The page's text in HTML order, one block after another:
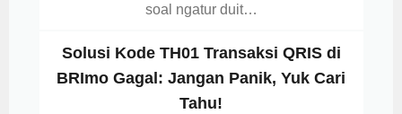
soal ngatur duit…
Solusi Kode TH01 Transaksi QRIS di
BRImo Gagal: Jangan Panik, Yuk Cari
Tahu!